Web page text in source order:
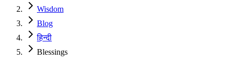
Wisdom
Blog
हिन्दी
Blessings